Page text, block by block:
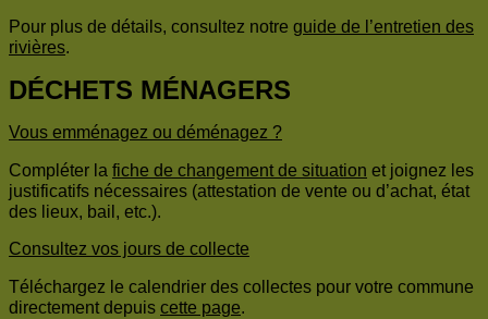
Pour plus de détails, consultez notre guide de l’entretien des
rivières.
DÉCHETS MÉNAGERS
Vous emménagez ou déménagez ?
Compléter la fiche de changement de situation et joignez les
justificatifs nécessaires (attestation de vente ou d’achat, état
des lieux, bail, etc.).
Consultez vos jours de collecte
Téléchargez le calendrier des collectes pour votre commune
directement depuis cette page.